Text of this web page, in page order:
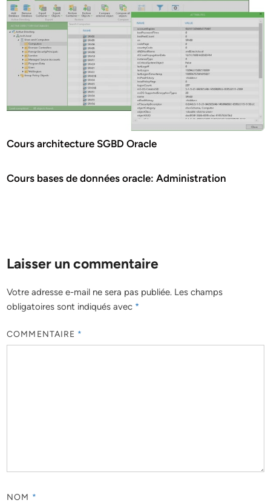
Cours architecture SGBD Oracle
Cours bases de données oracle: Administration
Laisser un commentaire
Votre adresse e-mail ne sera pas publiée. Les champs
obligatoires sont indiqués avec *
COMMENTAIRE *
NOM *